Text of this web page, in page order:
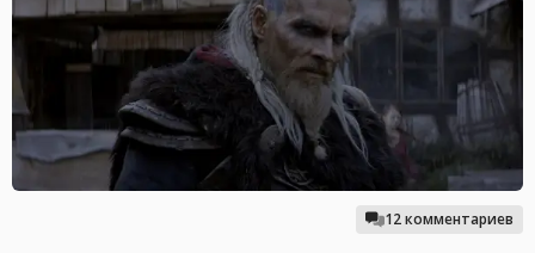
12 комментариев